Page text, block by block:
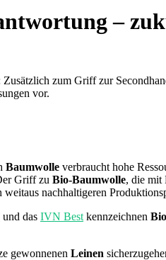
–
zum Griff zur
vor.
Baumwolle verbraucht hohe
Griff zu Bio-Baumwolle, die mit
weitaus nachhaltigeren
und das IVN Best kennzeichnen
gewonnenen Leinen